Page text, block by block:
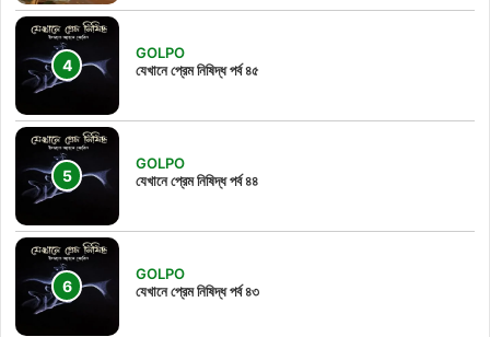
GOLPO
যেখানে প্রেম নিষিদ্ধ পর্ব ৪৫
GOLPO
যেখানে প্রেম নিষিদ্ধ পর্ব ৪৪
GOLPO
যেখানে প্রেম নিষিদ্ধ পর্ব ৪৩